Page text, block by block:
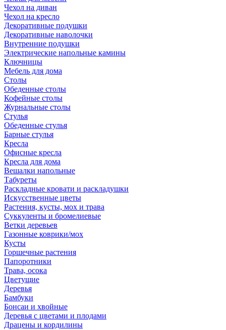
Чехол на диван
Чехол на кресло
Декоративные подушки
Декоративные наволочки
Внутренние подушки
Электрические напольные камины
Ключницы
Мебель для дома
Столы
Обеденные столы
Кофейные столы
Журнальные столы
Стулья
Обеденные стулья
Барные стулья
Кресла
Офисные кресла
Кресла для дома
Вешалки напольные
Табуреты
Раскладные кровати и раскладушки
Искусственные цветы
Растения, кусты, мох и трава
Суккуленты и бромелиевые
Ветки деревьев
Газонные коврики/мох
Кусты
Горшечные растения
Папоротники
Трава, осока
Цветущие
Деревья
Бамбуки
Бонсаи и хвойные
Деревья с цветами и плодами
Драцены и кордилины